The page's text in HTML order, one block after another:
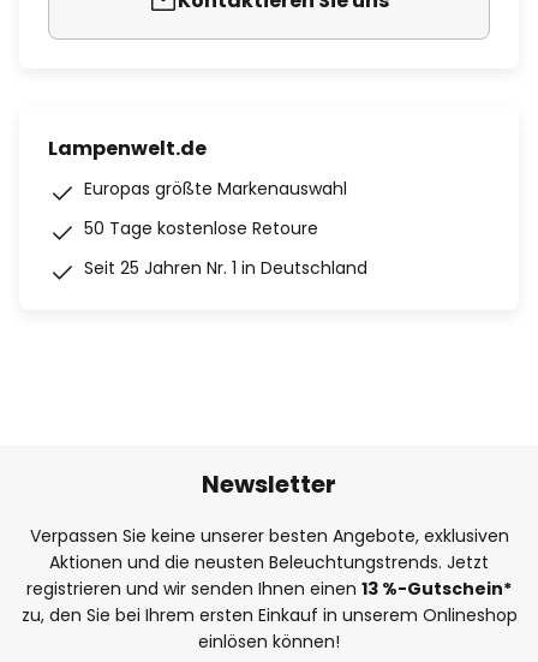
Lampenwelt.de
Europas größte Markenauswahl
50 Tage kostenlose Retoure
Seit 25 Jahren Nr. 1 in Deutschland
Newsletter
Verpassen Sie keine unserer besten Angebote, exklusiven
Aktionen und die neusten Beleuchtungstrends. Jetzt
registrieren und wir senden Ihnen einen 13 %-Gutschein*
zu, den Sie bei Ihrem ersten Einkauf in unserem Onlineshop
einlösen können!